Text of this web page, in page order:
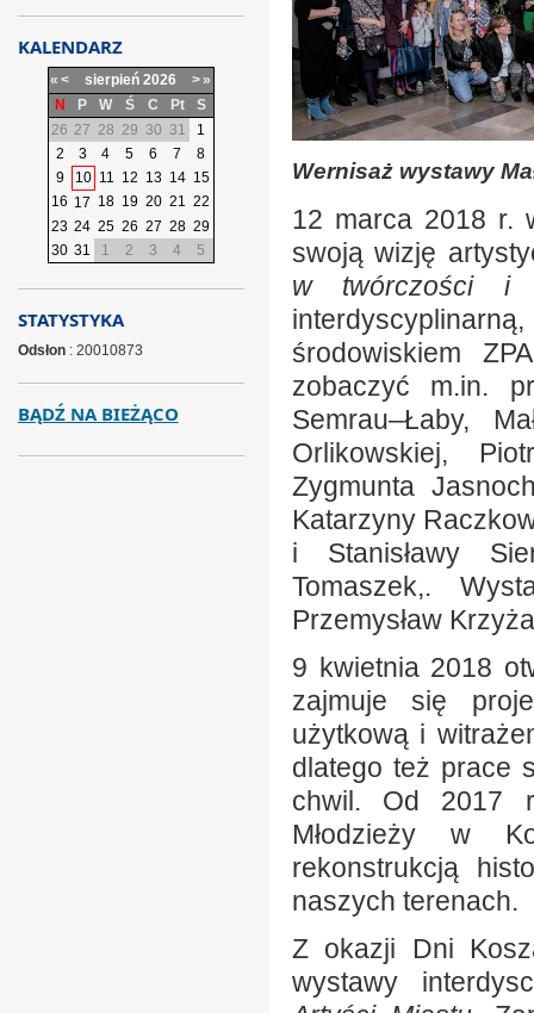
Wernisaż wystawy
12 marca 2018 r.
swoją wizję
w twórczości i
środowiskiem
zobaczyć m.in.
Semrau–Łaby,
Orlikowskiej,
Zygmunta
Katarzyny
i Stanisławy
Tomaszek,.
Przemysław
9 kwietnia 2018
zajmuje się
użytkową i
dlatego też prace
chwil. Od 2017
Młodzieży w
rekonstrukcją
naszych terenach.
Z okazji Dni
wystawy
KALENDARZ
« < sierpień 2026 >»
N
P W Ś C Pt
S
26 27 28 29 30 31
1
2
3 4 5 6 7
8
9
10 11 12 13 14 15
16 17 18 19 20 21 22
23 24 25 26 27 28 29
30 31 1 2 3 4 5
STATYSTYKA
Odsłon: 20010873
BĄDŹ NA BIEŻĄCO